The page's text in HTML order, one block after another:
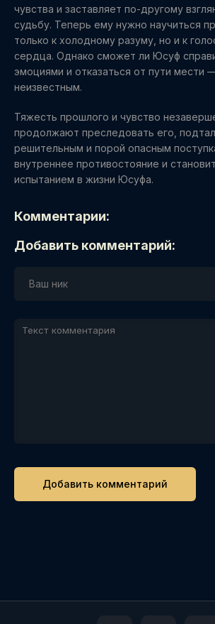
чувства и заставляет по-другому
судьбу. Теперь ему нужно научиться
только к холодному разуму, но и к
сердца. Однако сможет ли Юсуф
эмоциями и отказаться от пути мести
неизвестным.
Тяжесть прошлого и чувство
продолжают преследовать его,
решительным и порой опасным
внутреннее противостояние и
испытанием в жизни Юсуфа.
Комментарии:
Добавить комментарий: